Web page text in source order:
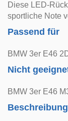
Diese LED-
sportliche Note
Passend für
BMW 3er E46
Nicht
BMW 3er E46
Beschreibung